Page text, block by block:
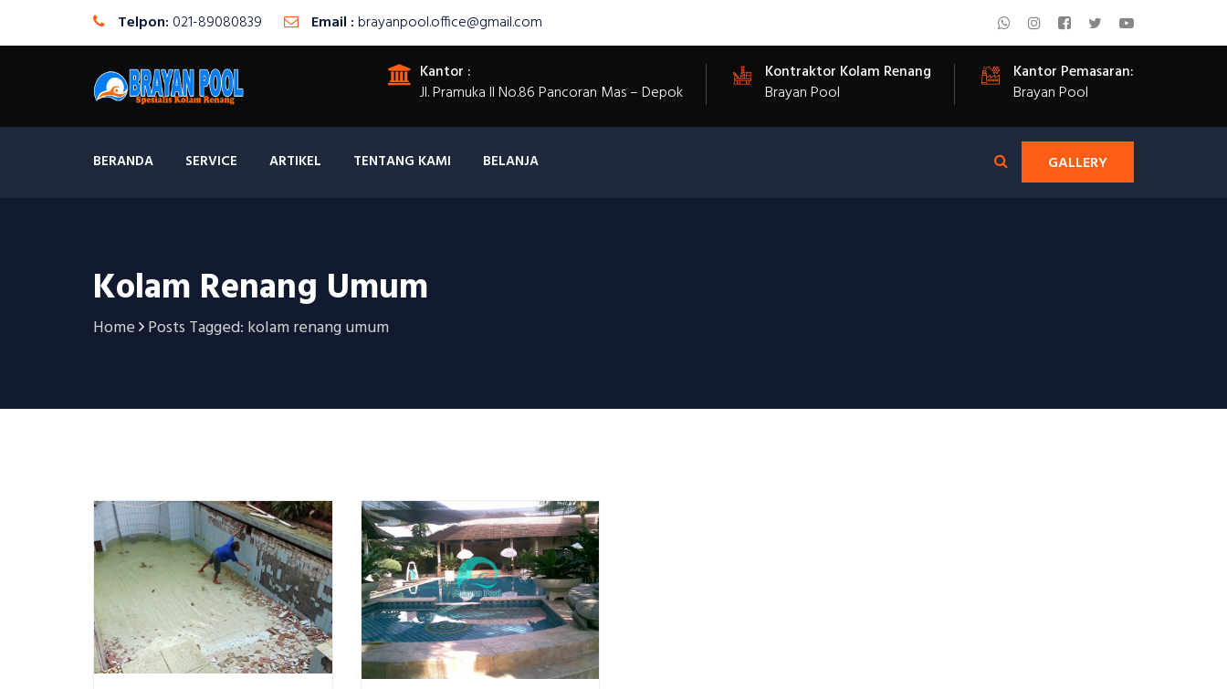
Telpon: 021-89080839 Email :brayanpool.office@gmail.com
Kantor :
Jl. Pramuka II No.86 Pancoran Mas – Depok
Kontraktor Kolam Renang
Brayan Pool
Kantor Pemasaran:
Brayan Pool
BERANDA SERVICE ARTIKEL TENTANG KAMI BELANJA GALLERY
Kolam Renang Umum
Home Posts Tagged: kolam renang umum